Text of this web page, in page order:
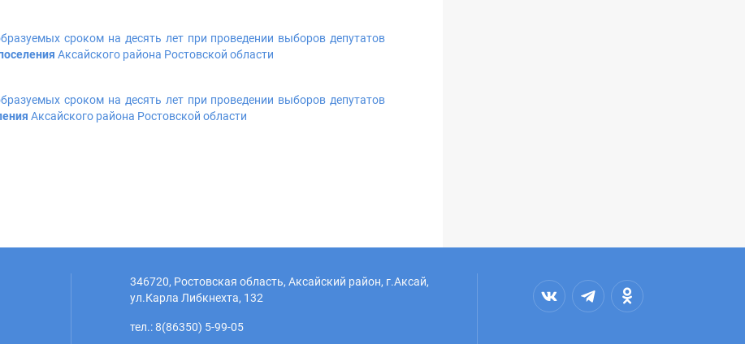
сроком на десять лет при проведении выборов депутатов
Аксайского района Ростовской области
сроком на десять лет при проведении выборов депутатов
Аксайского района Ростовской области
346720, Ростовская область, Аксайский район, г.Аксай,
ул.Карла Либкнехта, 132
тел.: 8(86350) 5-99-05